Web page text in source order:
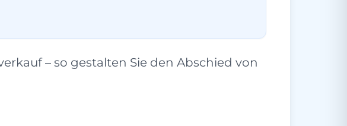
– so gestalten Sie den Abschied von